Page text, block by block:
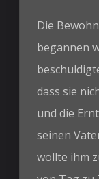
Die
begannen
dass sie
und die
seinen
wollte ihm